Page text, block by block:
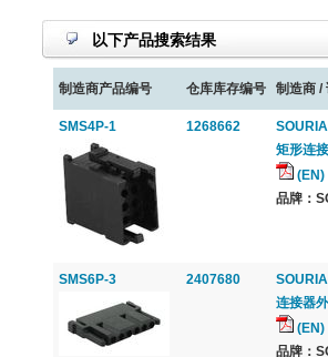
以下产品搜索结果
制造商产品编号 仓库库存编号 制造商 /
SMS4P-1 1268662
矩形连
(EN)
品牌：
SMS6P-3 2407680
连接器
(EN)
品牌：